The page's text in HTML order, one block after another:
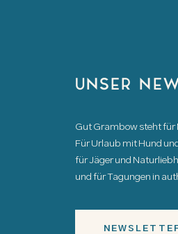
UNSER
Gut Grambow steht für
Für Urlaub mit Hund
für Jäger und
und für Tagungen in